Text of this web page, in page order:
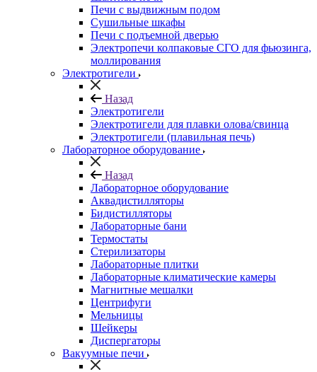
Печи с выдвижным подом
Сушильные шкафы
Печи с подъемной дверью
Электропечи колпаковые СГО для фьюзинга,
моллирования
Электротигели
Назад
Электротигели
Электротигели для плавки олова/свинца
Электротигели (плавильная печь)
Лабораторное оборудование
Назад
Лабораторное оборудование
Аквадистилляторы
Бидистилляторы
Лабораторные бани
Термостаты
Стерилизаторы
Лабораторные плитки
Лабораторные климатические камеры
Магнитные мешалки
Центрифуги
Мельницы
Шейкеры
Диспергаторы
Вакуумные печи